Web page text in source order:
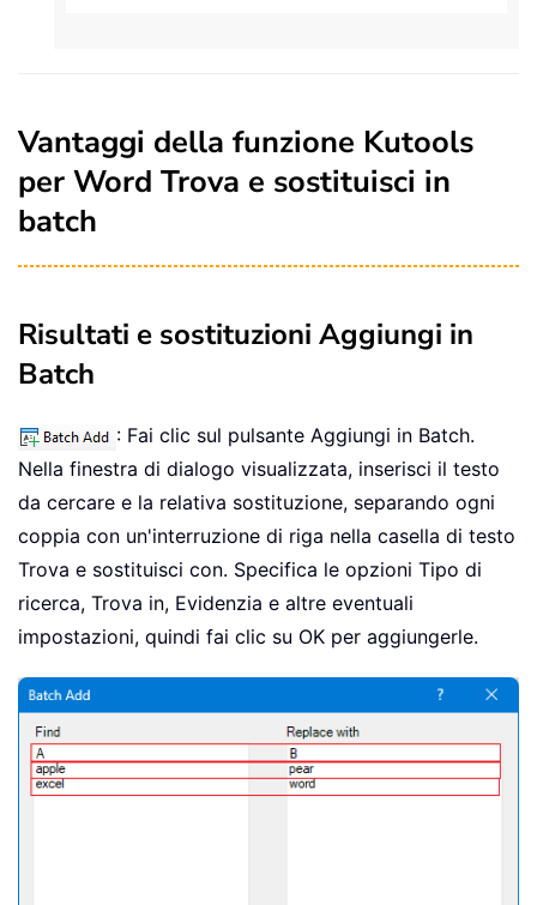
Vantaggi della funzione Kutools
per Word Trova e sostituisci in
batch
Risultati e sostituzioni Aggiungi in
Batch
: Fai clic sul pulsante Aggiungi in Batch.
Nella finestra di dialogo visualizzata, inserisci il testo
da cercare e la relativa sostituzione, separando ogni
coppia con un'interruzione di riga nella casella di testo
Trova e sostituisci con. Specifica le opzioni Tipo di
ricerca, Trova in, Evidenzia e altre eventuali
impostazioni, quindi fai clic su OK per aggiungerle.